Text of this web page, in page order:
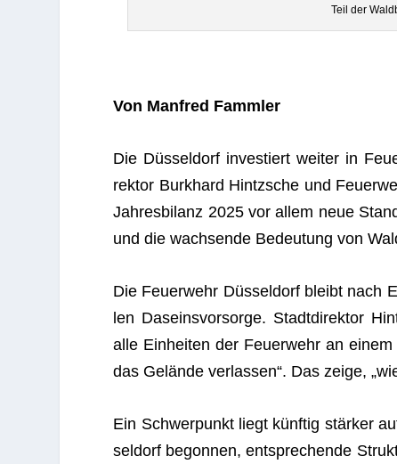
Teil der
Von Man­fred Fammler
Die Düs­sel­dorf inves­tiert wei­ter in
rek­tor Burk­hard Hintzsche und
Jah­res­bi­lanz 2025 vor allem neue
und die wach­sende Bedeu­tung von
Die Feu­er­wehr Düs­sel­dorf bleibt nach
len Daseins­vor­sorge. Stadt­di­rek­tor
alle Ein­hei­ten der Feu­er­wehr an
das Gelände ver­las­sen“. Das zeige,
Ein Schwer­punkt liegt künf­tig stär­ker
sel­dorf begon­nen, ent­spre­chende